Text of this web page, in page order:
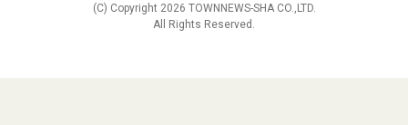
(C) Copyright 2026 TOWNNEWS-SHA CO.,LTD.
All Rights Reserved.